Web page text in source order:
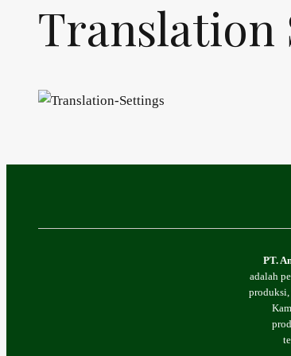
Translation
PT.
adalah